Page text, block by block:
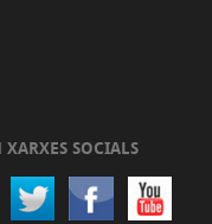
XARXES SOCIALS